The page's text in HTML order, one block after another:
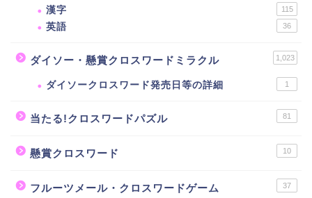
漢字 115
英語 36
ダイソー・懸賞クロスワードミラクル 1,023
ダイソークロスワード発売日等の詳細 1
当たる!クロスワードパズル 81
懸賞クロスワード 10
フルーツメール・クロスワードゲーム 37